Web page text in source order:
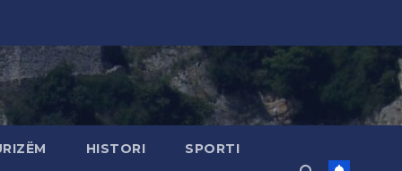
HISTORI SPORTI